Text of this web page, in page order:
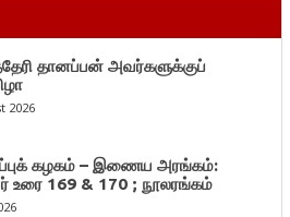
தானப்பன் அவர்களுக்குப்
2026
கழகம் – இணைய அரங்கம்:
உரை 169 & 170 ; நூலரங்கம்